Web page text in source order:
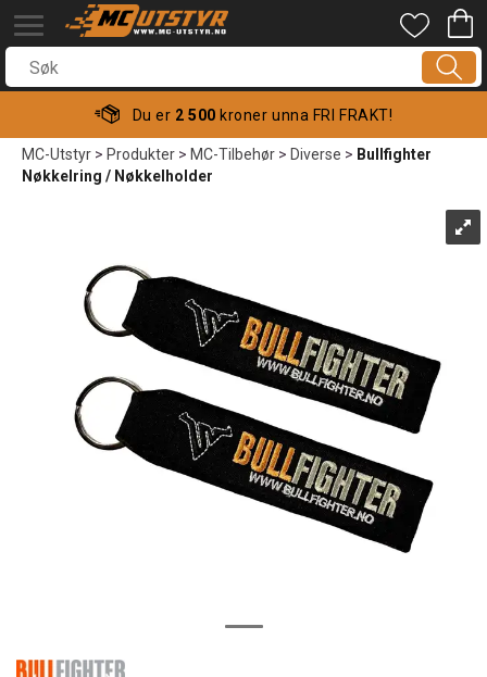
Du er 2 500 kroner unna FRI FRAKT!
MC-Utstyr>Produkter>MC-Tilbehør>Diverse> Bullfighter
Nøkkelring / Nøkkelholder